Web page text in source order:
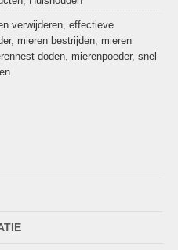
verwijderen, effectieve
, mieren bestrijden, mieren
doden, mierenpoeder, snel